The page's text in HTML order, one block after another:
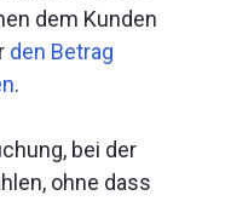
dem Kunden
den Betrag
.
bei der
ohne dass